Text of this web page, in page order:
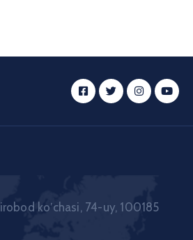
koʼchasi, 74-uy, 100185